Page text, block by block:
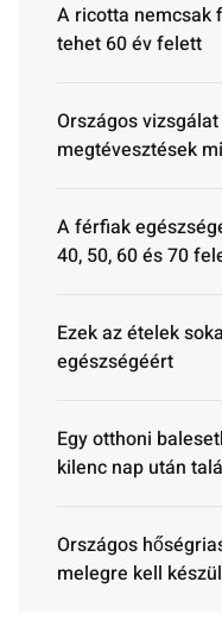
A ricotta nemcsak
tehet 60 év felett
Országos
megtévesztések
A férfiak
40, 50, 60 és 70
Ezek az ételek
egészségéért
Egy otthoni
kilenc nap után
Országos
melegre kell